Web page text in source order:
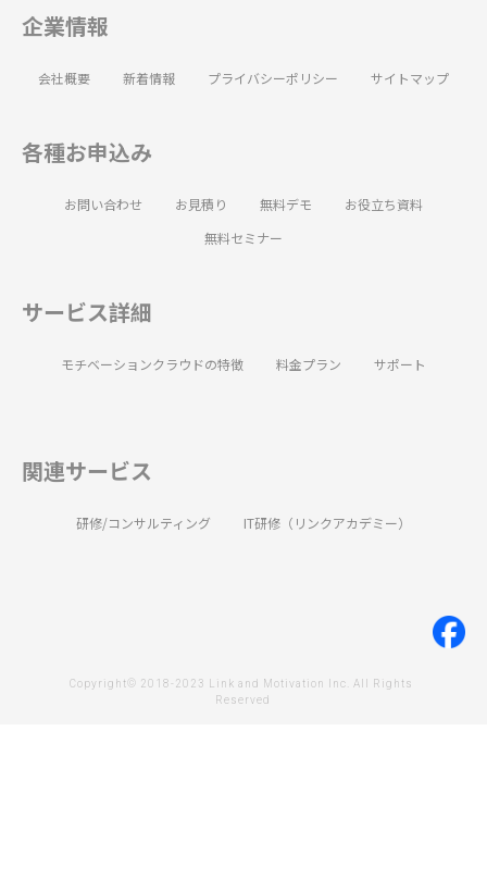
企業情報
会社概要 新着情報 プライバシーポリシー サイトマップ
各種お申込み
お問い合わせ お見積り 無料デモ
お役立ち資料
無料セミナー
サービス詳細
モチベーションクラウドの特徴 料金プラン サポート
関連サービス
研修/コンサルティング IT研修（リンクアカデミー）
Copyright© 2018-2023 Link and Motivation Inc. All Rights
Reserved